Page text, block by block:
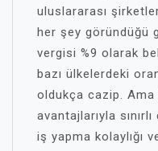
uluslararası
her şey göründüğü
vergisi %9 olarak
bazı ülkelerdeki
oldukça cazip.
avantajlarıyla
iş yapma kolaylığı